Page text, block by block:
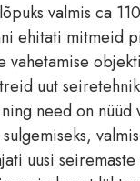
valmis ca
ehitati mitmeid
vahetamise
uut
need on nüüd
uusi